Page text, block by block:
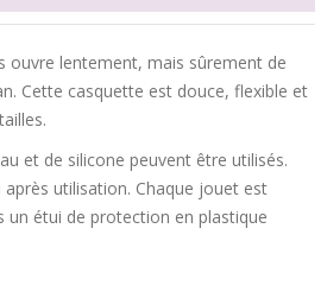
ouvre lentement, mais sûrement de
Cette casquette est douce, flexible et
et de silicone peuvent être utilisés.
utilisation. Chaque jouet est
un étui de protection en plastique